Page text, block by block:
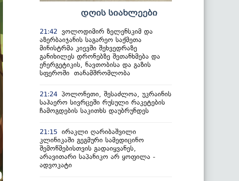
დღის სიახლეები
21:42
ვოლოდიმირ ზელენსკიმ და
აზერბაიჯანის საგარეო საქმეთა
მინისტრმა კიევში შეხვედრაზე
განიხილეს დრონებზე შეთანხმება და
ენერგეტიკის, ნავთობისა და გაზის
სფეროში თანამშრომლობა
21:24 პოლონეთი, შესაძლოა, უკრაინის
საჰაერო სივრცეში რუსული რაკეტების
ჩამოგდების საკითხს დაუბრუნდეს
21:15 ირაკლი ღარიბაშვილი
კლინიკაში გეგმური სამედიცინო
შემოწმებისთვის გადაიყვანეს,
არავითარი საპანიკო არ ყოფილა -
ადვოკატი